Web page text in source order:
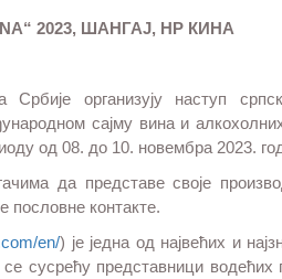
“ 2023, ШАНГАЈ, НР КИНА
Србије организују наступ
сајму вина и
од 08. до 10. новембра 2023.
да представе своје
пословне контакте.
en/) је једна од највећих и
сусрећу представници водећих